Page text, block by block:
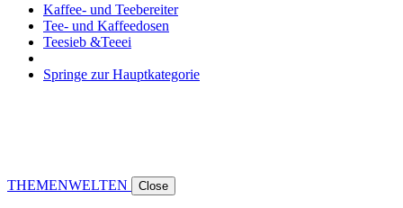
Kaffee- und Teebereiter
Tee- und Kaffeedosen
Teesieb &Teeei
Springe zur Hauptkategorie
THEMENWELTEN Close